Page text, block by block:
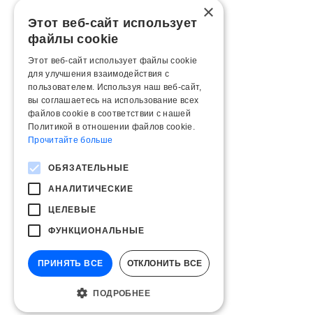
×
Этот веб-сайт использует
файлы cookie
Этот веб-сайт использует файлы cookie
для улучшения взаимодействия с
пользователем. Используя наш веб-сайт,
вы соглашаетесь на использование всех
файлов cookie в соответствии с нашей
Политикой в ​​отношении файлов cookie.
Прочитайте больше
ОБЯЗАТЕЛЬНЫЕ
АНАЛИТИЧЕСКИЕ
ЦЕЛЕВЫЕ
ФУНКЦИОНАЛЬНЫЕ
ПРИНЯТЬ ВСЕ ОТКЛОНИТЬ ВСЕ
ПОДРОБНЕЕ